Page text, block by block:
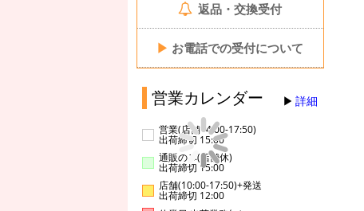
返品・交換受付
▶ お電話での受付について
営業カレンダー 詳細
営業(店舗14:00-17:50)
出荷締切 15:00
通販のみ(店舗休)
出荷締切 15:00
店舗(10:00-17:50)+発送
出荷締切 12:00